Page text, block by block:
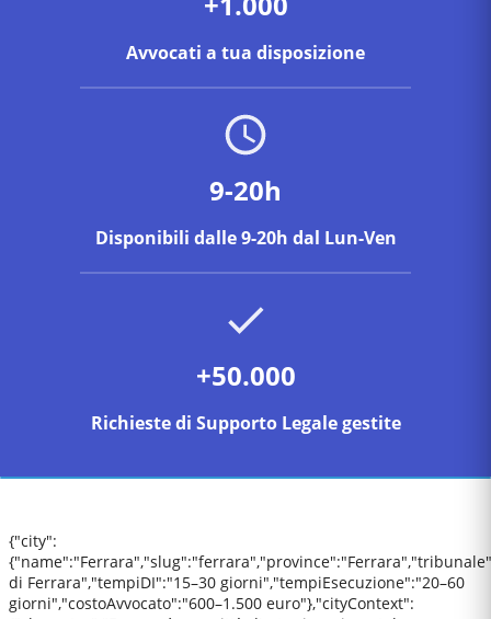
Avvocati a tua disposizione
9-20h
Disponibili dalle 9-20h dal Lun-Ven
+50.000
Richieste di Supporto Legale gestite
{"city":
di Ferrara","tempiDI":"15–30 giorni","tempiEsecuzione":"20–60
giorni","costoAvvocato":"600–1.500 euro"},"cityContext":